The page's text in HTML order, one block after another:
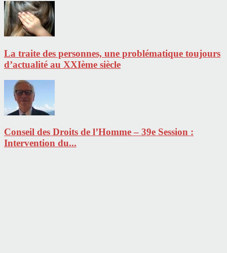
La traite des personnes, une problématique toujours
d’actualité au XXIème siècle
Conseil des Droits de l’Homme – 39e Session :
Intervention du...